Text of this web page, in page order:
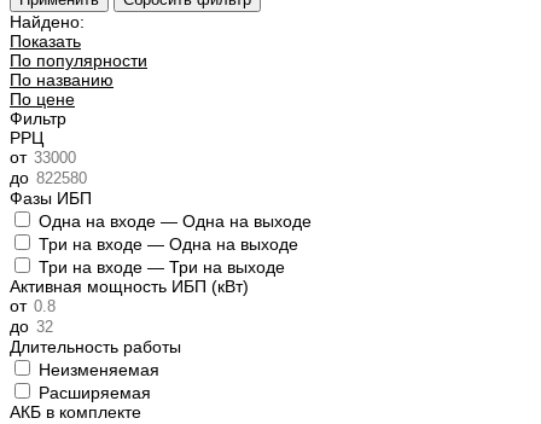
Найдено:
Показать
По популярности
По названию
По цене
Фильтр
РРЦ
от
до
Фазы ИБП
Одна на входе — Одна на выходе
Три на входе — Одна на выходе
Три на входе — Три на выходе
Активная мощность ИБП (кВт)
от
до
Длительность работы
Неизменяемая
Расширяемая
АКБ в комплекте